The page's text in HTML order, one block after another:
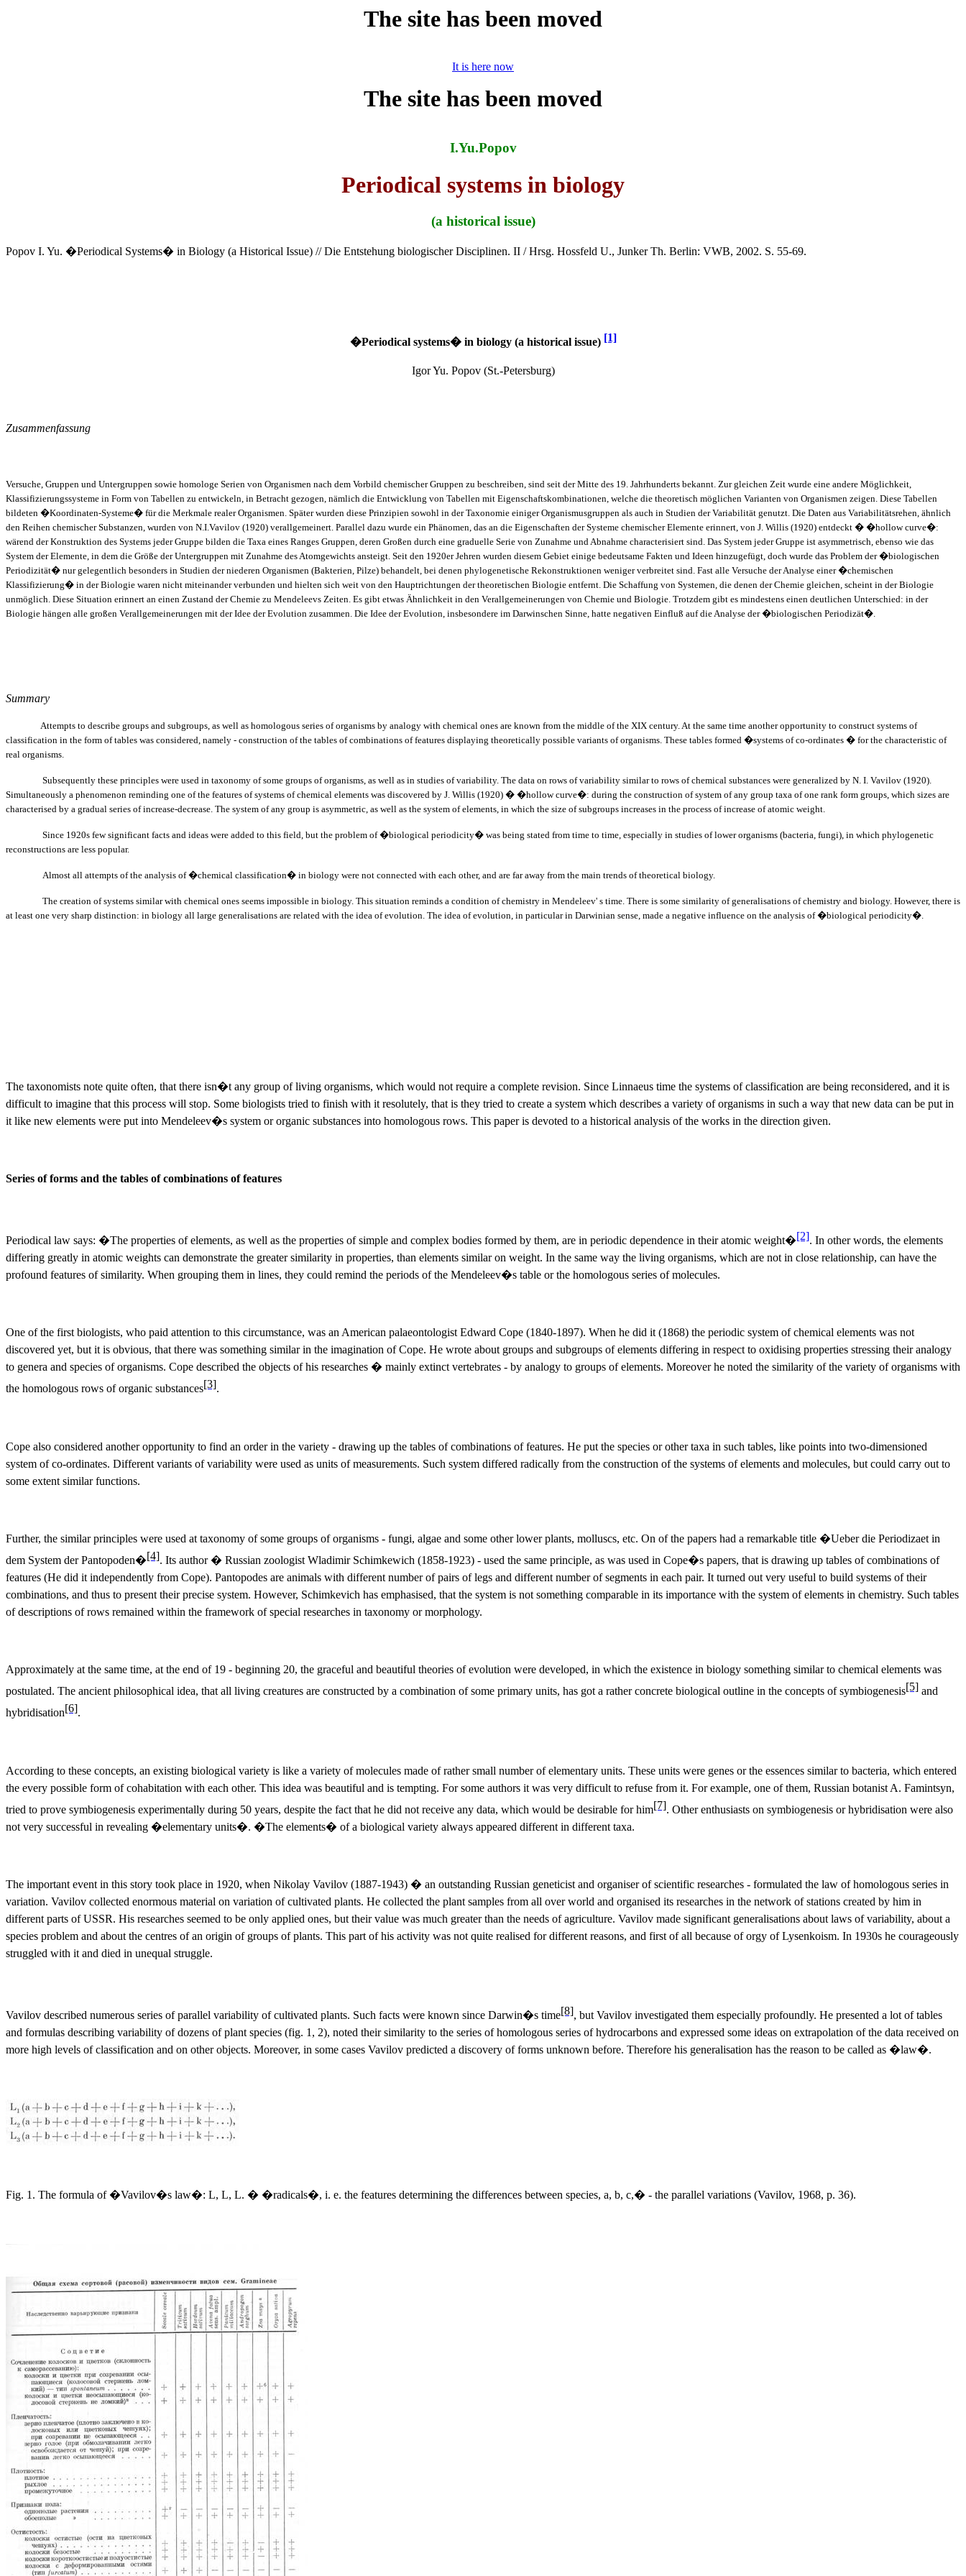
The site has been moved
It is here now
I.Yu.Popov
Periodical systems in biology
(a historical issue)
Popov I. Yu. �Periodical Systems� in Biology (a Historical Issue) // Die Entstehung biologischer Disciplinen. II / Hrsg. Hossfeld U., Junker Th. Berlin: VWB, 2002. S. 55-69.
�Periodical systems� in biology (a historical issue) [1]
Igor Yu. Popov (St.-Petersburg)
Zusammenfassung
Versuche, Gruppen und Untergruppen sowie homologe Serien von Organismen nach dem Vorbild chemischer Gruppen zu beschreiben, sind seit der Mitte des 19. Jahrhunderts bekannt. Zur gleichen Zeit wurde eine andere Möglichkeit,
Klassifizierungssysteme in Form von Tabellen zu entwickeln, in Betracht gezogen, nämlich die Entwicklung von Tabellen mit Eigenschaftskombinationen, welche die theoretisch möglichen Varianten von Organismen zeigen. Diese Tabellen
bildeten �Koordinaten-Systeme� für die Merkmale realer Organismen. Später wurden diese Prinzipien sowohl in der Taxonomie einiger Organismusgruppen als auch in Studien der Variabilität genutzt. Die Daten aus Variabilitätsrehen, ähnlich
den Reihen chemischer Substanzen, wurden von N.I.Vavilov (1920) verallgemeinert. Parallel dazu wurde ein Phänomen, das an die Eigenschaften der Systeme chemischer Elemente erinnert, von J. Willis (1920) entdeckt � �hollow curve�:
wärend der Konstruktion des Systems jeder Gruppe bilden die Taxa eines Ranges Gruppen, deren Großen durch eine graduelle Serie von Zunahme und Abnahme characterisiert sind. Das System jeder Gruppe ist asymmetrisch, ebenso wie das
System der Elemente, in dem die Größe der Untergruppen mit Zunahme des Atomgewichts ansteigt. Seit den 1920er Jehren wurden diesem Gebiet einige bedeutsame Fakten und Ideen hinzugefügt, doch wurde das Problem der �biologischen
Periodizität� nur gelegentlich besonders in Studien der niederen Organismen (Bakterien, Pilze) behandelt, bei denen phylogenetische Rekonstruktionen weniger verbreitet sind. Fast alle Versuche der Analyse einer �chemischen
Klassifizierung� in der Biologie waren nicht miteinander verbunden und hielten sich weit von den Hauptrichtungen der theoretischen Biologie entfernt. Die Schaffung von Systemen, die denen der Chemie gleichen, scheint in der Biologie
unmöglich. Diese Situation erinnert an einen Zustand der Chemie zu Mendeleevs Zeiten. Es gibt etwas Ähnlichkeit in den Verallgemeinerungen von Chemie und Biologie. Trotzdem gibt es mindestens einen deutlichen Unterschied: in der
Biologie hängen alle großen Verallgemeinerungen mit der Idee der Evolution zusammen. Die Idee der Evolution, insbesondere im Darwinschen Sinne, hatte negativen Einfluß auf die Analyse der �biologischen Periodizät�.
Summary
Attempts to describe groups and subgroups, as well as homologous series of organisms by analogy with chemical ones are known from the middle of the XIX century. At the same time another opportunity to construct systems of
classification in the form of tables was considered, namely - construction of the tables of combinations of features displaying theoretically possible variants of organisms. These tables formed �systems of co-ordinates � for the characteristic of
real organisms.
Subsequently these principles were used in taxonomy of some groups of organisms, as well as in studies of variability. The data on rows of variability similar to rows of chemical substances were generalized by N. I. Vavilov (1920).
Simultaneously a phenomenon reminding one of the features of systems of chemical elements was discovered by J. Willis (1920) � �hollow curve�: during the construction of system of any group taxa of one rank form groups, which sizes are
characterised by a gradual series of increase-decrease. The system of any group is asymmetric, as well as the system of elements, in which the size of subgroups increases in the process of increase of atomic weight.
Since 1920s few significant facts and ideas were added to this field, but the problem of �biological periodicity� was being stated from time to time, especially in studies of lower organisms (bacteria, fungi), in which phylogenetic
reconstructions are less popular.
Almost all attempts of the analysis of �chemical classification� in biology were not connected with each other, and are far away from the main trends of theoretical biology.
The creation of systems similar with chemical ones seems impossible in biology. This situation reminds a condition of chemistry in Mendeleev' s time. There is some similarity of generalisations of chemistry and biology. However, there is
at least one very sharp distinction: in biology all large generalisations are related with the idea of evolution. The idea of evolution, in particular in Darwinian sense, made a negative influence on the analysis of �biological periodicity�.
The taxonomists note quite often, that there isn�t any group of living organisms, which would not require a complete revision. Since Linnaeus time the systems of classification are being reconsidered, and it is
difficult to imagine that this process will stop. Some biologists tried to finish with it resolutely, that is they tried to create a system which describes a variety of organisms in such a way that new data can be put in
it like new elements were put into Mendeleev�s system or organic substances into homologous rows. This paper is devoted to a historical analysis of the works in the direction given.
Series of forms and the tables of combinations of features
Periodical law says: �The properties of elements, as well as the properties of simple and complex bodies formed by them, are in periodic dependence in their atomic weight�[2]. In other words, the elements
differing greatly in atomic weights can demonstrate the greater similarity in properties, than elements similar on weight. In the same way the living organisms, which are not in close relationship, can have the
profound features of similarity. When grouping them in lines, they could remind the periods of the Mendeleev�s table or the homologous series of molecules.
One of the first biologists, who paid attention to this circumstance, was an American palaeontologist Edward Cope (1840-1897). When he did it (1868) the periodic system of chemical elements was not
discovered yet, but it is obvious, that there was something similar in the imagination of Cope. He wrote about groups and subgroups of elements differing in respect to oxidising properties stressing their analogy
to genera and species of organisms. Cope described the objects of his researches � mainly extinct vertebrates - by analogy to groups of elements. Moreover he noted the similarity of the variety of organisms with
the homologous rows of organic substances[3].
Cope also considered another opportunity to find an order in the variety - drawing up the tables of combinations of features. He put the species or other taxa in such tables, like points into two-dimensioned
system of co-ordinates. Different variants of variability were used as units of measurements. Such system differed radically from the construction of the systems of elements and molecules, but could carry out to
some extent similar functions.
Further, the similar principles were used at taxonomy of some groups of organisms - fungi, algae and some other lower plants, molluscs, etc. On of the papers had a remarkable title �Ueber die Periodizaet in
dem System der Pantopoden�[4]. Its author � Russian zoologist Wladimir Schimkewich (1858-1923) - used the same principle, as was used in Cope�s papers, that is drawing up tables of combinations of
features (He did it independently from Cope). Pantopodes are animals with different number of pairs of legs and different number of segments in each pair. It turned out very useful to build systems of their
combinations, and thus to present their precise system. However, Schimkevich has emphasised, that the system is not something comparable in its importance with the system of elements in chemistry. Such tables
of descriptions of rows remained within the framework of special researches in taxonomy or morphology.
Approximately at the same time, at the end of 19 - beginning 20, the graceful and beautiful theories of evolution were developed, in which the existence in biology something similar to chemical elements was
postulated. The ancient philosophical idea, that all living creatures are constructed by a combination of some primary units, has got a rather concrete biological outline in the concepts of symbiogenesis[5] and
hybridisation[6].
According to these concepts, an existing biological variety is like a variety of molecules made of rather small number of elementary units. These units were genes or the essences similar to bacteria, which entered
the every possible form of cohabitation with each other. This idea was beautiful and is tempting. For some authors it was very difficult to refuse from it. For example, one of them, Russian botanist A. Famintsyn,
tried to prove symbiogenesis experimentally during 50 years, despite the fact that he did not receive any data, which would be desirable for him[7]. Other enthusiasts on symbiogenesis or hybridisation were also
not very successful in revealing �elementary units�. �The elements� of a biological variety always appeared different in different taxa.
The important event in this story took place in 1920, when Nikolay Vavilov (1887-1943) � an outstanding Russian geneticist and organiser of scientific researches - formulated the law of homologous series in
variation. Vavilov collected enormous material on variation of cultivated plants. He collected the plant samples from all over world and organised its researches in the network of stations created by him in
different parts of USSR. His researches seemed to be only applied ones, but their value was much greater than the needs of agriculture. Vavilov made significant generalisations about laws of variability, about a
species problem and about the centres of an origin of groups of plants. This part of his activity was not quite realised for different reasons, and first of all because of orgy of Lysenkoism. In 1930s he courageously
struggled with it and died in unequal struggle.
Vavilov described numerous series of parallel variability of cultivated plants. Such facts were known since Darwin�s time[8], but Vavilov investigated them especially profoundly. He presented a lot of tables
and formulas describing variability of dozens of plant species (fig. 1, 2), noted their similarity to the series of homologous series of hydrocarbons and expressed some ideas on extrapolation of the data received on
more high levels of classification and on other objects. Moreover, in some cases Vavilov predicted a discovery of forms unknown before. Therefore his generalisation has the reason to be called as �law�.
Fig. 1. The formula of �Vavilov�s law�: L, L, L. � �radicals�, i. e. the features determining the differences between species, a, b, c,� - the parallel variations (Vavilov, 1968, p. 36).